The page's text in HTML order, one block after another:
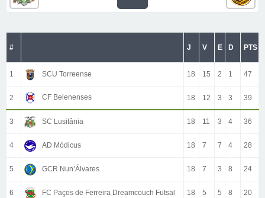
# J V E D PTS
1 SCU Torreense 18 15 2 1 47
2 CF Belenenses 18 12 3 3 39
3 SC Lusitânia 18 11 3 4 36
4 AD Módicus 18 7 7 4 28
5 GCR Nun’Álvares 18 7 3 8 24
6 FC Paços de Ferreira Dreamcouch Futsal 18 5 5 8 20